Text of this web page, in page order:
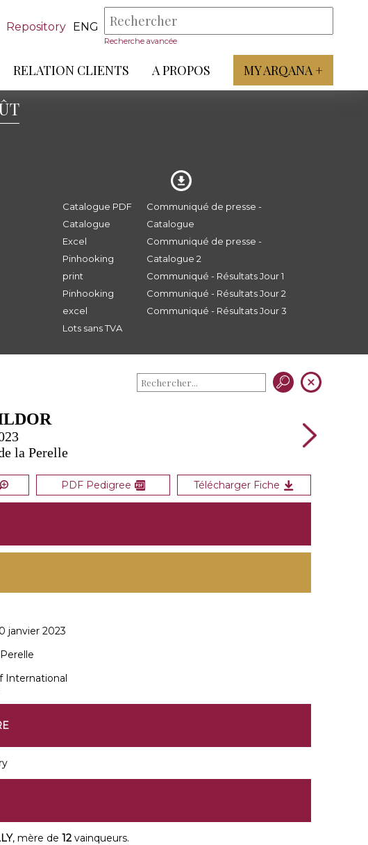
Repository ENG
Recherche avancée
RELATION CLIENTS A PROPOS MY ARQANA +
Catalogue PDF
Catalogue
Excel
Pinhooking
print
Pinhooking
excel
Lots sans TVA
Communiqué de presse -
Catalogue
Communiqué de presse -
Catalogue 2
Communiqué - Résultats Jour 1
Communiqué - Résultats Jour 2
Communiqué - Résultats Jour 3
la Perelle
PDF Pedigree Télécharger Fiche
janvier 2023
International
, mère de 12 vainqueurs.